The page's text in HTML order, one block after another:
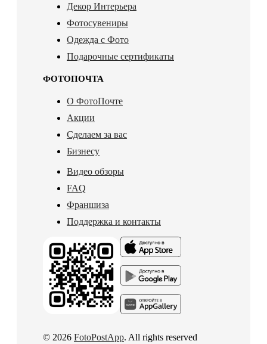
Декор Интерьера
Фотосувениры
Одежда с Фото
Подарочные сертификаты
ФОТОПОЧТА
О ФотоПочте
Акции
Сделаем за вас
Бизнесу
Видео обзоры
FAQ
Франшиза
Поддержка и контакты
© 2026 FotoPostApp. All rights reserved